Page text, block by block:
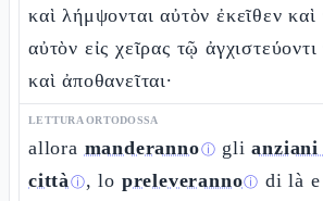
καὶ λήμψονται αὐτὸν ἐκεῖθεν
αὐτὸν εἰς χεῖρας τῷ
καὶ ἀποθανεῖται·
LETTURA ORTODOSSA
allora manderannoⓘ glianziani
cittàⓘ, lo preleverannoⓘ di là